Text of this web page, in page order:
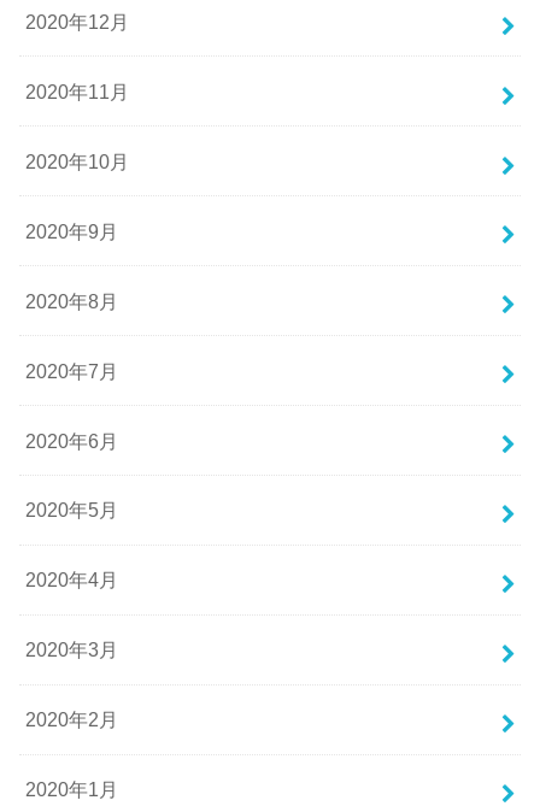
2020年12月
2020年11月
2020年10月
2020年9月
2020年8月
2020年7月
2020年6月
2020年5月
2020年4月
2020年3月
2020年2月
2020年1月